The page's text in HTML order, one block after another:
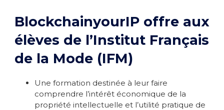
BlockchainyourIP offre aux
élèves de l’Institut Français
de la Mode (IFM)
Une formation destinée à leur faire
comprendre l’intérêt économique de la
propriété intellectuelle et l’utilité pratique de